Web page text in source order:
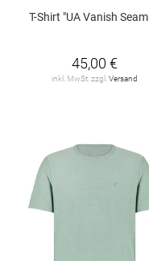
T-Shirt "UA Vanish Seamless"
45,00 €
inkl. MwSt. zzgl.Versand